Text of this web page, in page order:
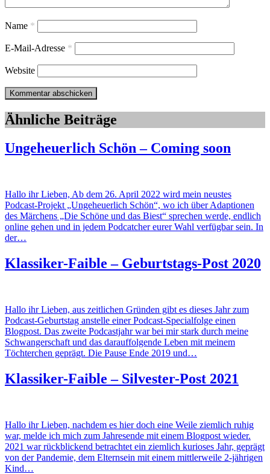
Name *
E-Mail-Adresse *
Website
Ähnliche Beiträge
Ungeheuerlich Schön – Coming soon
Hallo ihr Lieben, Ab dem 26. April 2022 wird mein neustes
Podcast-Projekt „Ungeheuerlich Schön“, wo ich über Adaptionen
des Märchens „Die Schöne und das Biest“ sprechen werde, endlich
online gehen und in jedem Podcatcher eurer Wahl verfügbar sein. In
der…
Klassiker-Faible – Geburtstags-Post 2020
Hallo ihr Lieben, aus zeitlichen Gründen gibt es dieses Jahr zum
Podcast-Geburtstag anstelle einer Podcast-Specialfolge einen
Blogpost. Das zweite Podcastjahr war bei mir stark durch meine
Schwangerschaft und das darauffolgende Leben mit meinem
Töchterchen geprägt. Die Pause Ende 2019 und…
Klassiker-Faible – Silvester-Post 2021
Hallo ihr Lieben, nachdem es hier doch eine Weile ziemlich ruhig
war, melde ich mich zum Jahresende mit einem Blogpost wieder.
2021 war rückblickend betrachtet ein ziemlich kurioses Jahr, geprägt
von der Pandemie, dem Elternsein mit einem mittlerweile 2-jährigen
Kind…